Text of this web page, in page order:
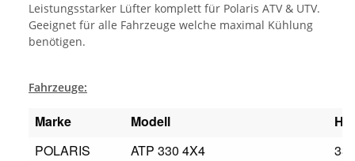
Leistungsstarker Lüfter komplett für Polaris ATV & UTV.
Geeignet für alle Fahrzeuge welche maximal Kühlung
benötigen.
Fahrzeuge:
Marke Modell
POLARIS
ATP 330 4X4
330